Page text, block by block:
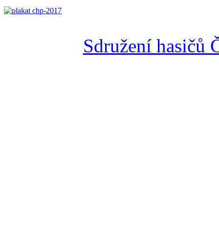
Sdružení hasičů